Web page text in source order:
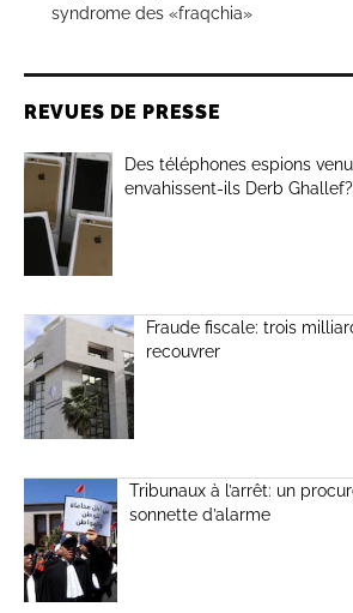
syndrome des «fraqchia»
REVUES DE PRESSE
Des téléphones espions
envahissent-ils Derb Ghallef?
Fraude fiscale: trois
recouvrer
Tribunaux à l’arrêt: un
sonnette d’alarme